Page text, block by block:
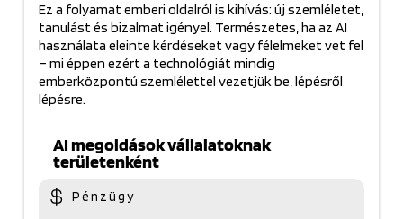
Ez a folyamat emberi oldalról is kihívás: új szemléletet,
tanulást és bizalmat igényel. Természetes, ha az AI
használata eleinte kérdéseket vagy félelmeket vet fel
– mi éppen ezért a technológiát mindig
emberközpontú szemlélettel vezetjük be, lépésről
lépésre.
AI megoldások vállalatoknak
területenként
Pénzügy